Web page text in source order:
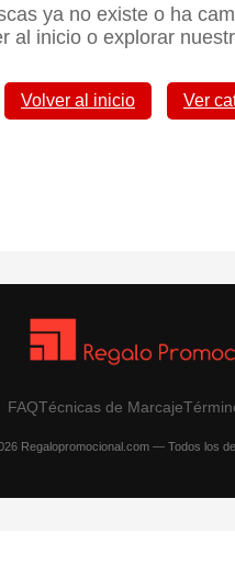
ya no existe o ha
al inicio o explorar
Volver al inicio Ver
FAQTécnicas de Marcaje
Regalopromocional.com — Todos los